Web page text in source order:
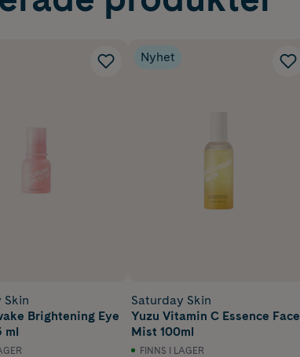
Skin
Brightening Eye
ml
Nyhet
Saturday Skin
Yuzu Vitamin C Essence Face
Mist 100ml
FINNS I LAGER